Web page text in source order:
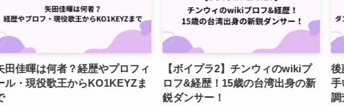
何者？経歴やプロフィ
歌王からKO1KEYZま
【ボイプラ2】チンウィのwikiプ
ロフ&経歴！15歳の台湾出身の新
鋭ダンサー！
後藤結のダ
手い理由や